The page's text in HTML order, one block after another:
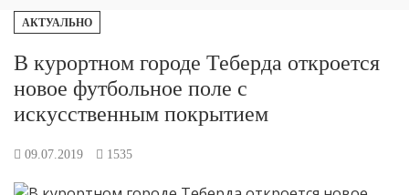
АКТУАЛЬНО
В курортном городе Теберда откроется
новое футбольное поле с
искусственным покрытием
09.07.2019 1535